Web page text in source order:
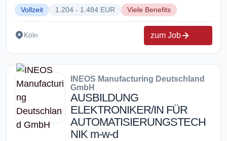
Vollzeit 1.204 - 1.484 EUR Viele Benefits
Köln zum Job
INEOS Manufacturing Deutschland
GmbH
AUSBILDUNG
ELEKTRONIKER/IN FÜR
AUTOMATISIERUNGSTECH
NIK m-w-d